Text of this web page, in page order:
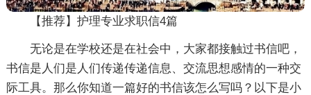
【推荐】护理专业求职信4篇
无论是在学校还是在社会中，大家都接触过书信吧，
书信是人们是人们传递传递信息、交流思想感情的一种交
际工具。那么你知道一篇好的书信该怎么写吗？以下是小